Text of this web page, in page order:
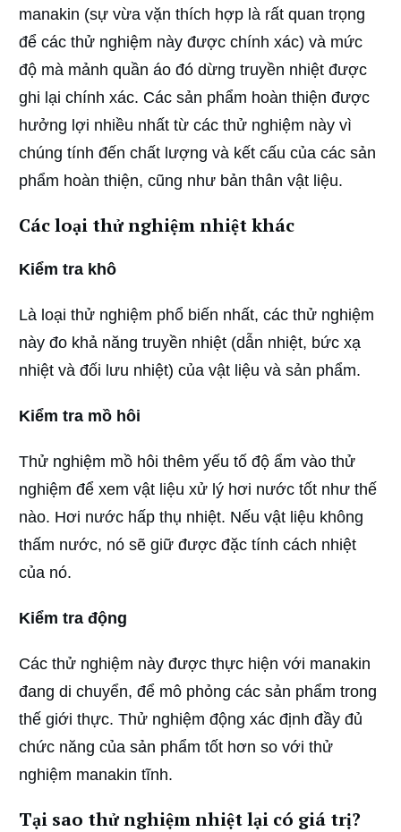
manakin (sự vừa vặn thích hợp là rất quan trọng
để các thử nghiệm này được chính xác) và mức
độ mà mảnh quần áo đó dừng truyền nhiệt được
ghi lại chính xác. Các sản phẩm hoàn thiện được
hưởng lợi nhiều nhất từ các thử nghiệm này vì
chúng tính đến chất lượng và kết cấu của các sản
phẩm hoàn thiện, cũng như bản thân vật liệu.
Các loại thử nghiệm nhiệt khác
Kiểm tra khô
Là loại thử nghiệm phổ biến nhất, các thử nghiệm
này đo khả năng truyền nhiệt (dẫn nhiệt, bức xạ
nhiệt và đối lưu nhiệt) của vật liệu và sản phẩm.
Kiểm tra mồ hôi
Thử nghiệm mồ hôi thêm yếu tố độ ẩm vào thử
nghiệm để xem vật liệu xử lý hơi nước tốt như thế
nào. Hơi nước hấp thụ nhiệt. Nếu vật liệu không
thấm nước, nó sẽ giữ được đặc tính cách nhiệt
của nó.
Kiểm tra động
Các thử nghiệm này được thực hiện với manakin
đang di chuyển, để mô phỏng các sản phẩm trong
thế giới thực. Thử nghiệm động xác định đầy đủ
chức năng của sản phẩm tốt hơn so với thử
nghiệm manakin tĩnh.
Tại sao thử nghiệm nhiệt lại có giá trị?